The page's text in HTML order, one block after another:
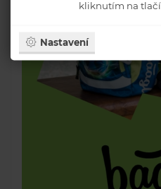
kliknutím na
Nastavení